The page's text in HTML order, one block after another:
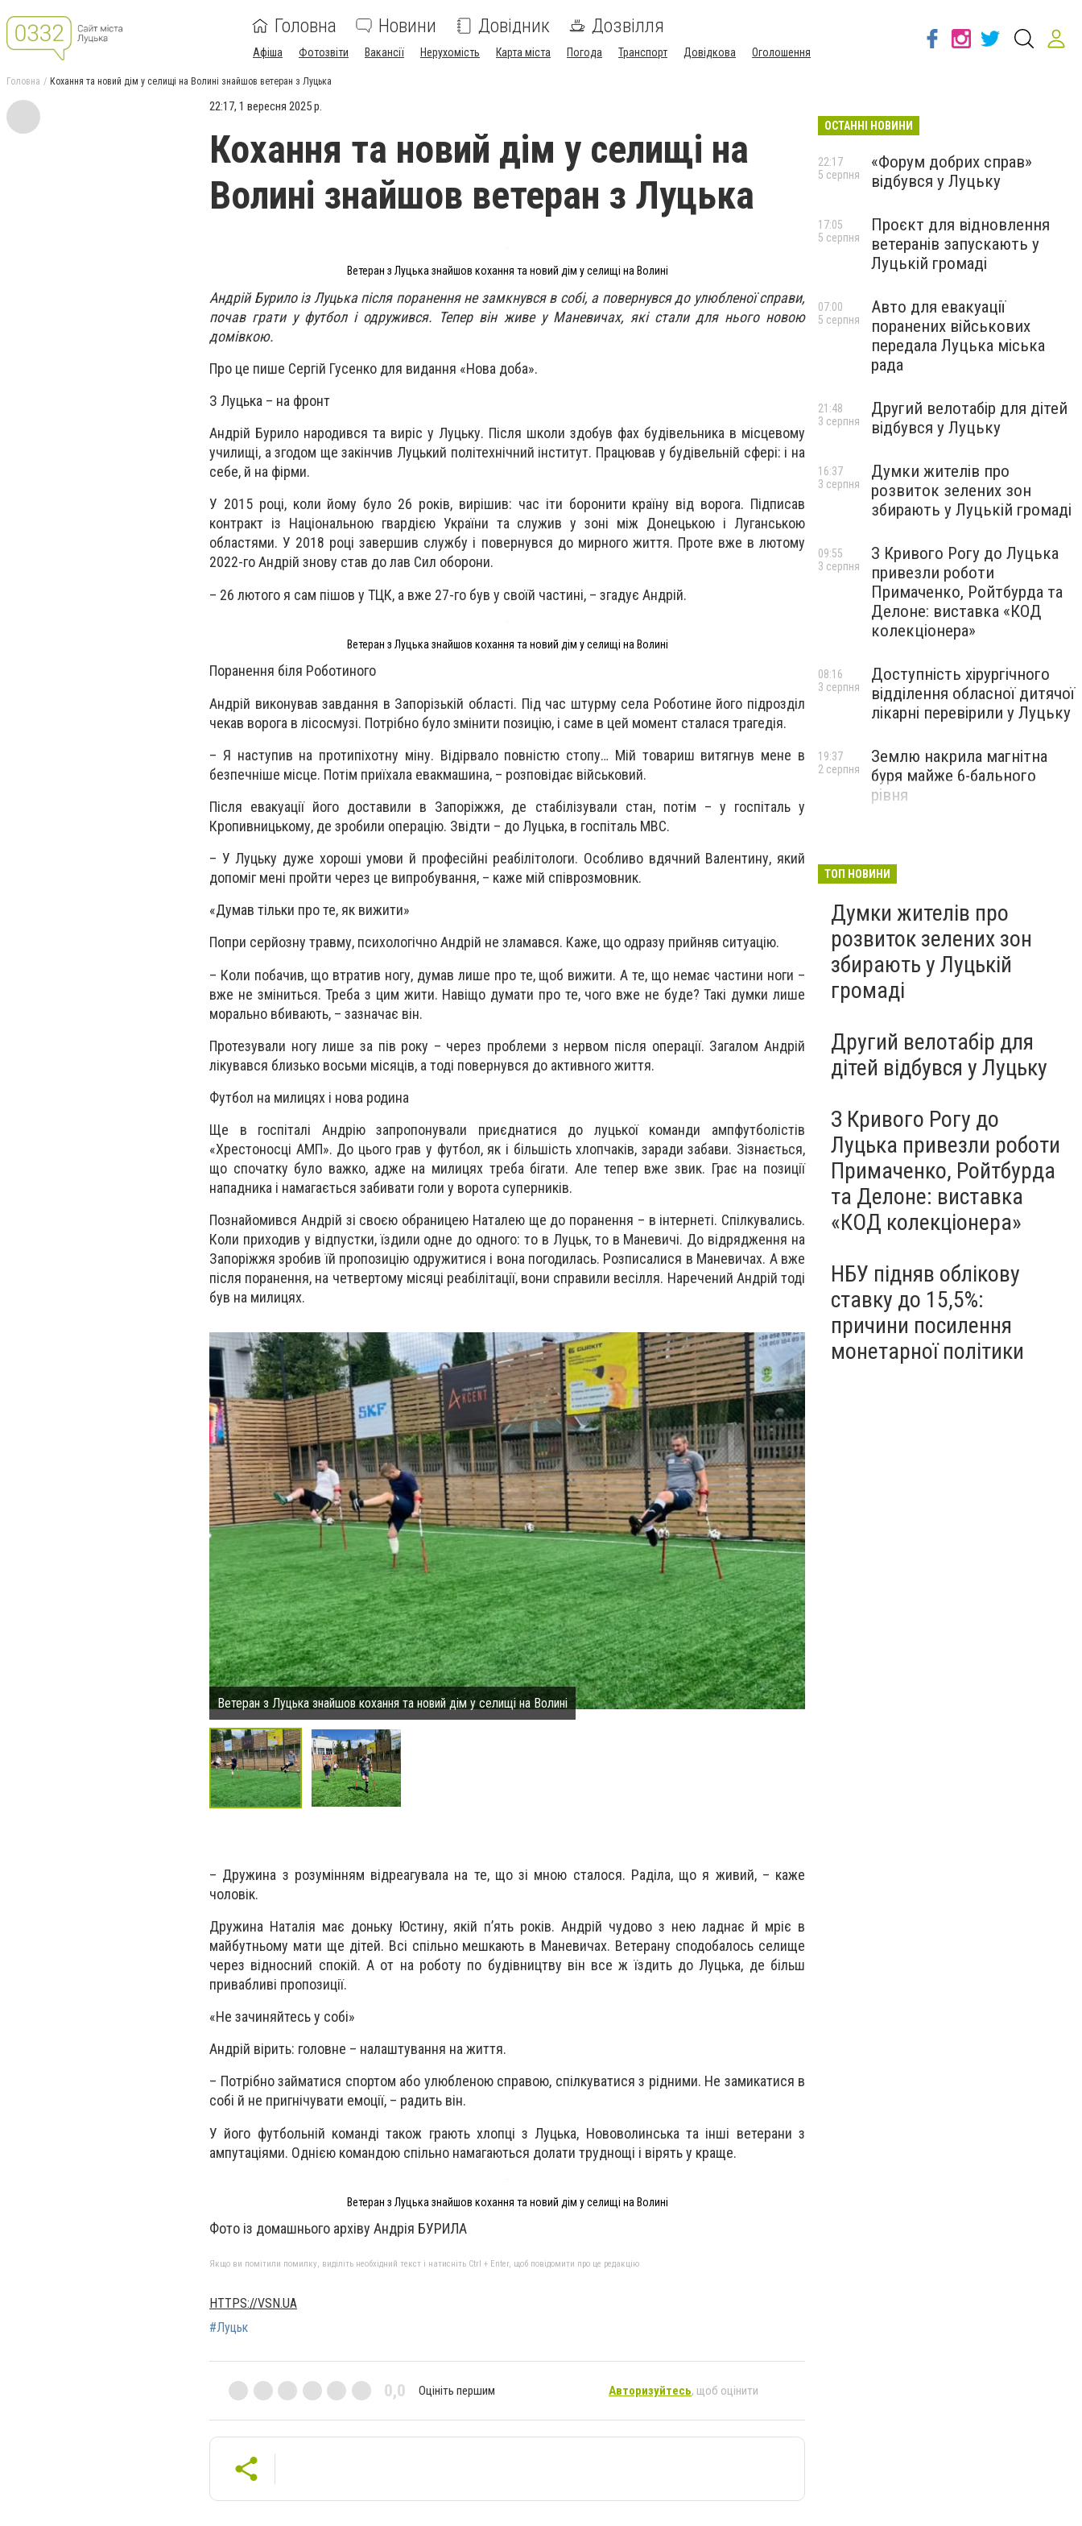
Головна Новини Довідник Дозвілля
Афіша Фотозвіти Вакансії Нерухомість Карта міста Погода Транспорт Довідкова Оголошення
Головна Кохання та новий дім у селищі на Волині знайшов ветеран з Луцька
22:17, 1 вересня 2025 р.
Кохання та новий дім у селищі на
Волині знайшов ветеран з Луцька
Ветеран з Луцька знайшов кохання та новий дім у селищі на Волині
Андрій Бурило із Луцька після поранення не замкнувся в собі, а повернувся до улюбленої справи,
почав грати у футбол і одружився. Тепер він живе у Маневичах, які стали для нього новою
домівкою.
Про це пише Сергій Гусенко для видання «Нова доба».
З Луцька – на фронт
Андрій Бурило народився та виріс у Луцьку. Після школи здобув фах будівельника в місцевому
училищі, а згодом ще закінчив Луцький політехнічний інститут. Працював у будівельній сфері: і на
себе, й на фірми.
У 2015 році, коли йому було 26 років, вирішив: час іти боронити країну від ворога. Підписав
контракт із Національною гвардією України та служив у зоні між Донецькою і Луганською
областями. У 2018 році завершив службу і повернувся до мирного життя. Проте вже в лютому
2022-го Андрій знову став до лав Сил оборони.
– 26 лютого я сам пішов у ТЦК, а вже 27-го був у своїй частині, – згадує Андрій.
Ветеран з Луцька знайшов кохання та новий дім у селищі на Волині
Поранення біля Роботиного
Андрій виконував завдання в Запорізькій області. Під час штурму села Роботине його підрозділ
чекав ворога в лісосмузі. Потрібно було змінити позицію, і саме в цей момент сталася трагедія.
– Я наступив на протипіхотну міну. Відірвало повністю стопу… Мій товариш витягнув мене в
безпечніше місце. Потім приїхала евакмашина, – розповідає військовий.
Після евакуації його доставили в Запоріжжя, де стабілізували стан, потім – у госпіталь у
Кропивницькому, де зробили операцію. Звідти – до Луцька, в госпіталь МВС.
– У Луцьку дуже хороші умови й професійні реабілітологи. Особливо вдячний Валентину, який
допоміг мені пройти через це випробування, – каже мій співрозмовник.
«Думав тільки про те, як вижити»
Попри серйозну травму, психологічно Андрій не зламався. Каже, що одразу прийняв ситуацію.
– Коли побачив, що втратив ногу, думав лише про те, щоб вижити. А те, що немає частини ноги –
вже не зміниться. Треба з цим жити. Навіщо думати про те, чого вже не буде? Такі думки лише
морально вбивають, – зазначає він.
Протезували ногу лише за пів року – через проблеми з нервом після операції. Загалом Андрій
лікувався близько восьми місяців, а тоді повернувся до активного життя.
Футбол на милицях і нова родина
Ще в госпіталі Андрію запропонували приєднатися до луцької команди ампфутболістів
«Хрестоносці АМП». До цього грав у футбол, як і більшість хлопчаків, заради забави. Зізнається,
що спочатку було важко, адже на милицях треба бігати. Але тепер вже звик. Грає на позиції
нападника і намагається забивати голи у ворота суперників.
Познайомився Андрій зі своєю обраницею Наталею ще до поранення – в інтернеті. Спілкувались.
Коли приходив у відпустки, їздили одне до одного: то в Луцьк, то в Маневичі. До відрядження на
Запоріжжя зробив їй пропозицію одружитися і вона погодилась. Розписалися в Маневичах. А вже
після поранення, на четвертому місяці реабілітації, вони справили весілля. Наречений Андрій тоді
був на милицях.
Ветеран з Луцька знайшов кохання та новий дім у селищі на Волині
– Дружина з розумінням відреагувала на те, що зі мною сталося. Раділа, що я живий, – каже
чоловік.
Дружина Наталія має доньку Юстину, якій п’ять років. Андрій чудово з нею ладнає й мріє в
майбутньому мати ще дітей. Всі спільно мешкають в Маневичах. Ветерану сподобалось селище
через відносний спокій. А от на роботу по будівництву він все ж їздить до Луцька, де більш
привабливі пропозиції.
«Не зачиняйтесь у собі»
Андрій вірить: головне – налаштування на життя.
– Потрібно займатися спортом або улюбленою справою, спілкуватися з рідними. Не замикатися в
собі й не пригнічувати емоції, – радить він.
У його футбольній команді також грають хлопці з Луцька, Нововолинська та інші ветерани з
ампутаціями. Однією командою спільно намагаються долати труднощі і вірять у краще.
Ветеран з Луцька знайшов кохання та новий дім у селищі на Волині
Фото із домашнього архіву Андрія БУРИЛА
Якщо ви помітили помилку, виділіть необхідний текст і натисніть Ctrl + Enter, щоб повідомити про це редакцію
HTTPS://VSN.UA
#Луцьк
0,0 Оцініть першим Авторизуйтесь, щоб оцінити
ОСТАННІ НОВИНИ
«Форум добрих справ»
відбувся у Луцьку
22:17
5 серпня
Проєкт для відновлення
ветеранів запускають у
Луцькій громаді
17:05
5 серпня
Авто для евакуації
поранених військових
передала Луцька міська
рада
07:00
5 серпня
Другий велотабір для дітей
відбувся у Луцьку
21:48
3 серпня
Думки жителів про
розвиток зелених зон
збирають у Луцькій громаді
16:37
3 серпня
З Кривого Рогу до Луцька
привезли роботи
Примаченко, Ройтбурда та
Делоне: виставка «КОД
колекціонера»
09:55
3 серпня
Доступність хірургічного
відділення обласної дитячої
лікарні перевірили у Луцьку
08:16
3 серпня
Землю накрила магнітна
буря майже 6-бального
рівня
19:37
2 серпня
ТОП НОВИНИ
Думки жителів про
розвиток зелених зон
збирають у Луцькій
громаді
Другий велотабір для
дітей відбувся у Луцьку
З Кривого Рогу до
Луцька привезли роботи
Примаченко, Ройтбурда
та Делоне: виставка
«КОД колекціонера»
НБУ підняв облікову
ставку до 15,5%:
причини посилення
монетарної політики